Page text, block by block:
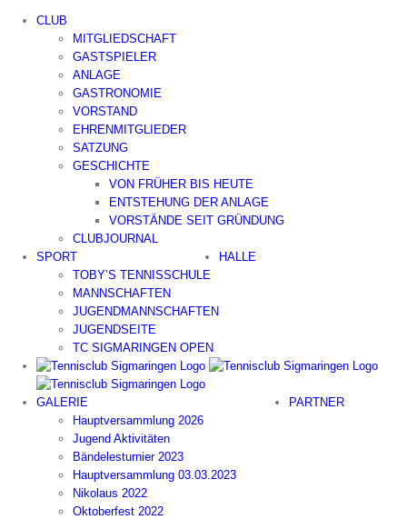
Inhalt
CLUB
MITGLIEDSCHAFT
GASTSPIELER
ANLAGE
GASTRONOMIE
VORSTAND
EHRENMITGLIEDER
SATZUNG
GESCHICHTE
VON FRÜHER BIS HEUTE
ENTSTEHUNG DER ANLAGE
VORSTÄNDE SEIT GRÜNDUNG
CLUBJOURNAL
SPORT
TOBY’S TENNISSCHULE
MANNSCHAFTEN
JUGENDMANNSCHAFTEN
JUGENDSEITE
TC SIGMARINGEN OPEN
HALLE
GALERIE
Hauptversammlung 2026
Jugend Aktivitäten
Bändelesturnier 2023
Hauptversammlung 03.03.2023
Nikolaus 2022
Oktoberfest 2022
PARTNER